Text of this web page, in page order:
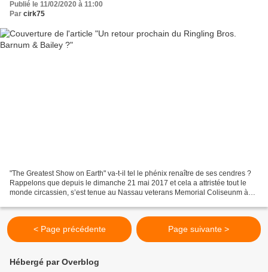
Publié le 11/02/2020 à 11:00
Par cirk75
"The Greatest Show on Earth" va-t-il tel le phénix renaître de ses cendres ?
Rappelons que depuis le dimanche 21 mai 2017 et cela a attristée tout le
monde circassien, s’est tenue au Nassau veterans Memorial Coliseunm à
< Page précédente Page suivante >
Hébergé par Overblog